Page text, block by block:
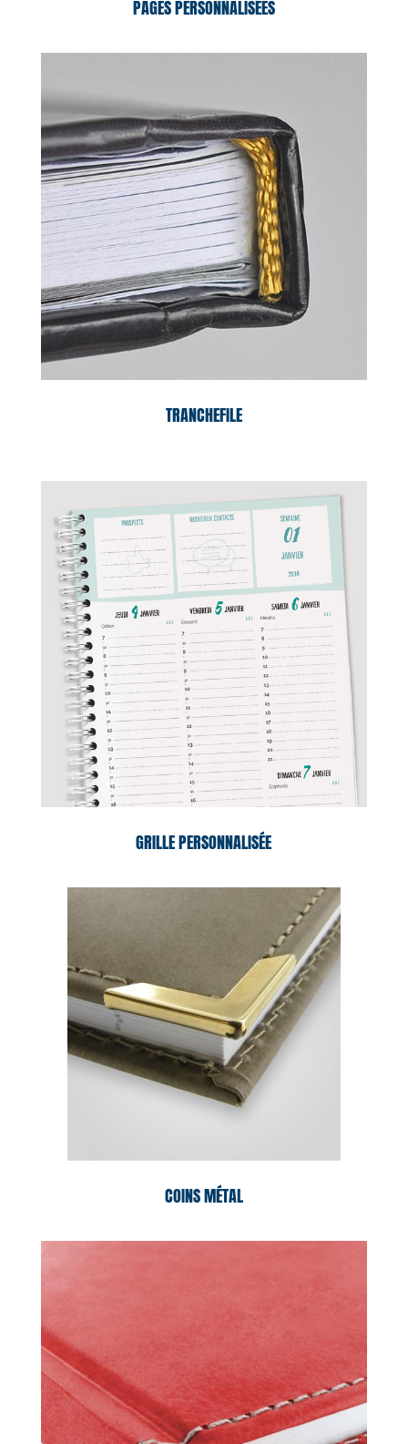
PAGES PERSONNALISÉES
TRANCHEFILE
GRILLE PERSONNALISÉE
COINS MÉTAL